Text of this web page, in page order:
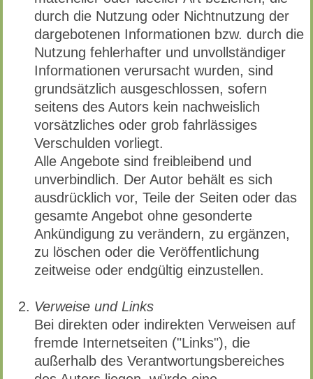
durch die Nutzung oder Nichtnutzung der
dargebotenen Informationen bzw. durch die
Nutzung fehlerhafter und unvollständiger
Informationen verursacht wurden, sind
grundsätzlich ausgeschlossen, sofern
seitens des Autors kein nachweislich
vorsätzliches oder grob fahrlässiges
Verschulden vorliegt.
Alle Angebote sind freibleibend und
unverbindlich. Der Autor behält es sich
ausdrücklich vor, Teile der Seiten oder das
gesamte Angebot ohne gesonderte
Ankündigung zu verändern, zu ergänzen,
zu löschen oder die Veröffentlichung
zeitweise oder endgültig einzustellen.
Verweise und Links
Bei direkten oder indirekten Verweisen auf
fremde Internetseiten ("Links"), die
außerhalb des Verantwortungsbereiches